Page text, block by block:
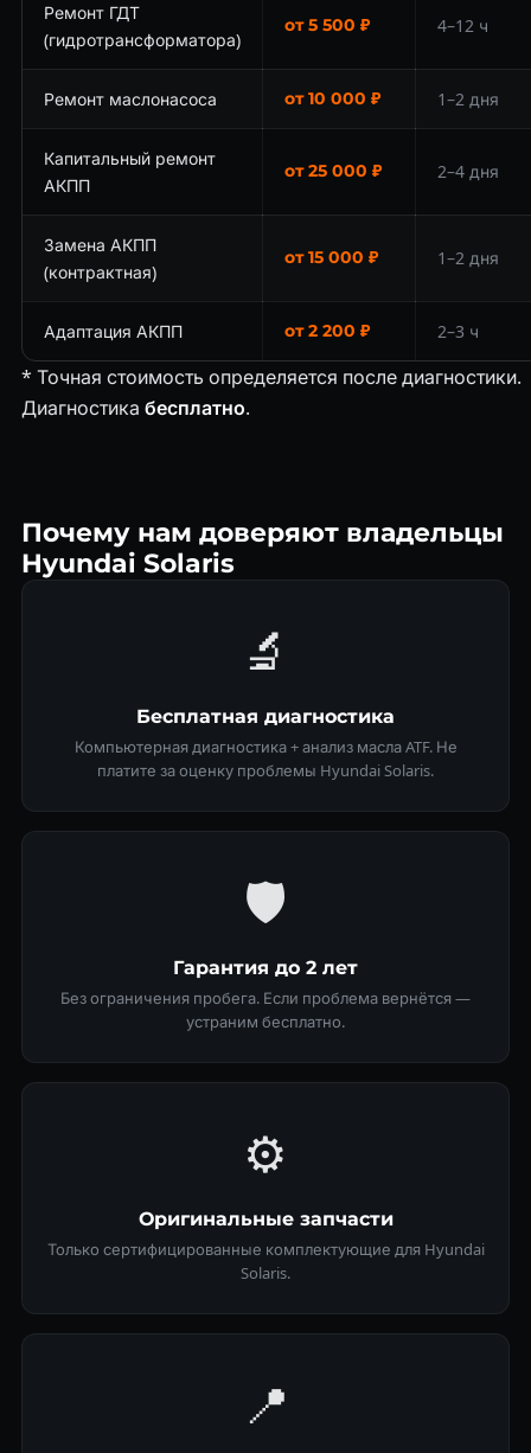
Ремонт ГДТ
(гидротрансформатора)
от 5 500 ₽ 4–12 ч
Ремонт маслонасоса от 10 000 ₽ 1–2 дня
Капитальный ремонт
АКПП
от 25 000 ₽ 2–4 дня
Замена АКПП
(контрактная)
от 15 000 ₽ 1–2 дня
Адаптация АКПП от 2 200 ₽ 2–3 ч
* Точная стоимость определяется после диагностики.
Диагностика бесплатно.
Почему нам доверяют владельцы
Hyundai Solaris
🔬
Бесплатная диагностика
Компьютерная диагностика + анализ масла ATF. Не
платите за оценку проблемы Hyundai Solaris.
🛡
Гарантия до 2 лет
Без ограничения пробега. Если проблема вернётся —
устраним бесплатно.
⚙️
Оригинальные запчасти
Только сертифицированные комплектующие для Hyundai
Solaris.
📍